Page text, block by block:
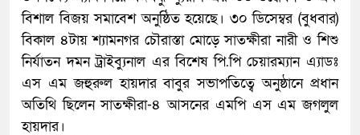
বিশাল বিজয় সমাবেশ অনুষ্ঠিত হয়েছে। ৩০ ডিসেম্বর (বুধবার)
বিকাল ৪টায় শ্যামনগর চৌরাস্তা মোড়ে সাতক্ষীরা নারী ও শিশু
নির্যাতন দমন ট্রাইব্যুনাল এর বিশেষ পি.পি চেয়ারম্যান এ্যাডঃ
এস এম জহুরুল হায়দার বাবুর সভাপতিত্বে অনুষ্ঠানে প্রধান
অতিথি ছিলেন সাতক্ষীরা-৪ আসনের এমপি এস এম জগলুল
হায়দার।